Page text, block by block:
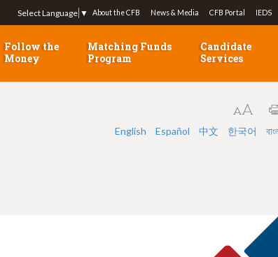
Jump to navigation
Select Language ▼ About the CFB News & Media CFB Portal IEDS
Follow the
Money
Matching Funds
Program
Candidate
Services
English
Español 中文 한국어